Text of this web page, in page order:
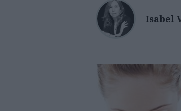
Isabel